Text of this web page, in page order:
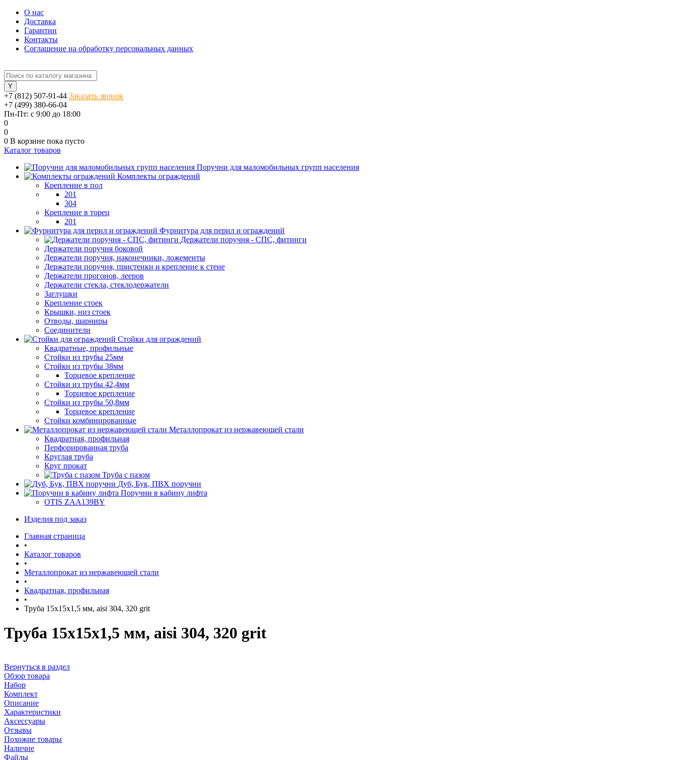
О нас
Доставка
Гарантии
Контакты
Соглашение на обработку персональных данных
+7 (812) 507-91-44 Заказать звонок
+7 (499) 380-66-04
Пн-Пт: с 9:00 до 18:00
0
0
0 В корзине пока пусто
Каталог товаров
Поручни для маломобильных групп населения
Комплекты ограждений
Крепление в пол
201
304
Крепление в торец
201
Фурнитура для перил и ограждений
Держатели поручня - СПС, фитинги
Держатели поручня боковой
Держатели поручня, наконечники, ложементы
Держатели поручня, пристенки и крепление к стене
Держатели прогонов, лееров
Держатели стекла, стеклодержатели
Заглушки
Крепление стоек
Крышки, низ стоек
Отводы, шарниры
Соединители
Стойки для ограждений
Квадратные, профильные
Стойки из трубы 25мм
Стойки из трубы 38мм
Торцевое крепление
Стойки из трубы 42,4мм
Торцевое крепление
Стойки из трубы 50,8мм
Торцевое крепление
Стойки комбинированные
Металлопрокат из нержавеющей стали
Квадратная, профильная
Перфорированная труба
Круглая труба
Круг прокат
Труба с пазом
Дуб, Бук, ПВХ поручни
Поручни в кабину лифта
OTIS ZAA139BY
Изделия под заказ
Главная страница
•
Каталог товаров
•
Металлопрокат из нержавеющей стали
•
Квадратная, профильная
•
Труба 15х15х1,5 мм, aisi 304, 320 grit
Труба 15х15х1,5 мм, aisi 304, 320 grit
Вернуться в раздел
Обзор товара
Набор
Комплект
Описание
Характеристики
Аксессуары
Отзывы
Похожие товары
Наличие
Файлы